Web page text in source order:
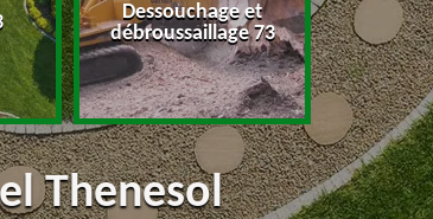
Dessouchage et
débroussaillage 73
Abattage
arbres
Thenesol